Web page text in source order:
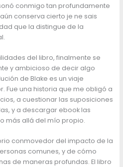
conmigo tan profundamente
conserva cierto je ne sais
que la distingue de la
del libro, finalmente se
y ambicioso de decir algo
de Blake es un viaje
Fue una historia que me obligó a
a cuestionar las suposiciones
y a descargar ebook las
más allá del mío propio.
conmovedor del impacto de la
comunes, y de cómo
de maneras profundas. El libro